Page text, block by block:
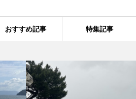
おすすめ記事 特集記事